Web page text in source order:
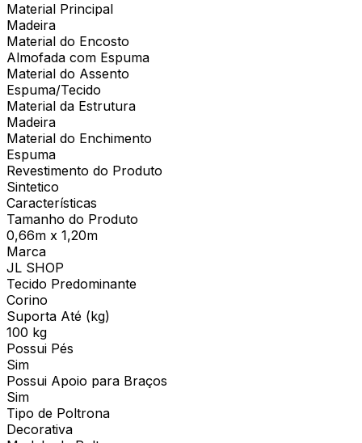
Material Principal
Madeira
Material do Encosto
Almofada com Espuma
Material do Assento
Espuma/Tecido
Material da Estrutura
Madeira
Material do Enchimento
Espuma
Revestimento do Produto
Sintetico
Características
Tamanho do Produto
0,66m x 1,20m
Marca
JL SHOP
Tecido Predominante
Corino
Suporta Até (kg)
100 kg
Possui Pés
Sim
Possui Apoio para Braços
Sim
Tipo de Poltrona
Decorativa